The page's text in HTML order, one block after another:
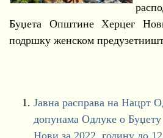
Буџета Општине Херцег
подршку женском
Јавна расправа на Нацрт
допунама Одлуке о
Нови за 2022. годину до